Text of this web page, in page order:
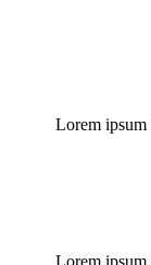
Lorem ipsum